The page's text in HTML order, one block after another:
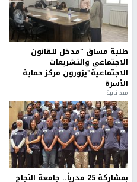
طلبة مساق "مدخل للقانون
الاجتماعي والتشريعات
الاجتماعية"يزورون مركز حماية
الأسرة
منذ ثانية
بمشاركة 25 مدرباً.. جامعة النجاح